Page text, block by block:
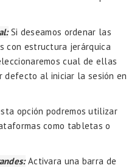
Si deseamos ordenar las
con estructura jerárquica
cual de ellas
defecto al iniciar la sesión en
opción podremos utilizar
como tabletas o
Activara una barra de